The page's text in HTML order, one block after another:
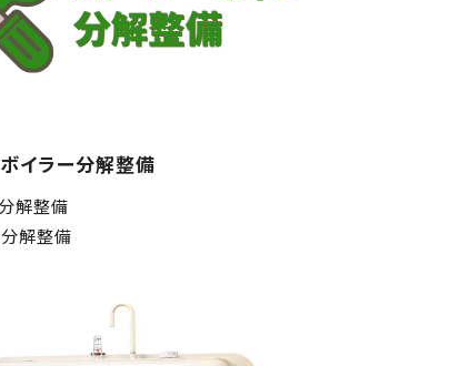
ボイラー分解整備
解整備
解整備